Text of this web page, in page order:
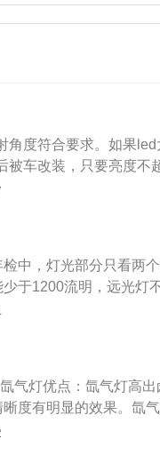
角度符合要求。如果
被车改装，只要亮度不
，全称为发光二极管
响应时间快、价格低等
车上，还可以用在显示
市场上的led大灯质量
如果led大灯是为需要
重装led大灯时最好同
否则灯泡会装不下。
中，灯光部分只看两
于1200流明，远光灯
光灯角度合格就没有问
，需要检查原车灯的型
照强度更好。此外，汽
气灯优点：氙气灯高
度有明显的效果。氙
能的效率也比卤素灯提